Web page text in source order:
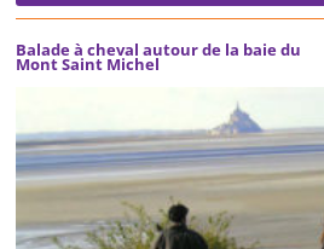
Balade à cheval autour de la baie du
Mont Saint Michel